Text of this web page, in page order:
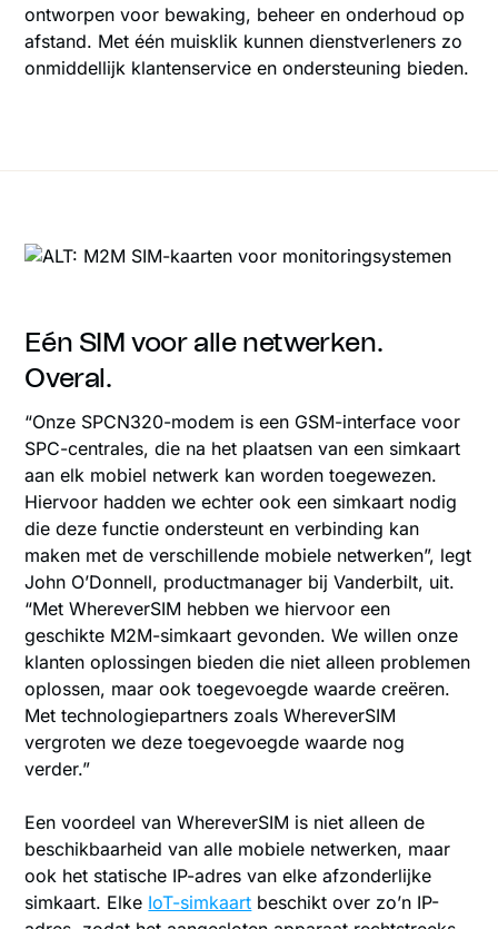
ontworpen voor bewaking, beheer en onderhoud op
afstand. Met één muisklik kunnen dienstverleners zo
onmiddellijk klantenservice en ondersteuning bieden.
Eén SIM voor alle netwerken.
Overal.
“Onze SPCN320-modem is een GSM-interface voor
SPC-centrales, die na het plaatsen van een simkaart
aan elk mobiel netwerk kan worden toegewezen.
Hiervoor hadden we echter ook een simkaart nodig
die deze functie ondersteunt en verbinding kan
maken met de verschillende mobiele netwerken”, legt
John O’Donnell, productmanager bij Vanderbilt, uit.
“Met WhereverSIM hebben we hiervoor een
geschikte M2M-simkaart gevonden. We willen onze
klanten oplossingen bieden die niet alleen problemen
oplossen, maar ook toegevoegde waarde creëren.
Met technologiepartners zoals WhereverSIM
vergroten we deze toegevoegde waarde nog
verder.”
Een voordeel van WhereverSIM is niet alleen de
beschikbaarheid van alle mobiele netwerken, maar
ook het statische IP-adres van elke afzonderlijke
simkaart. Elke IoT-simkaart beschikt over zo’n IP-